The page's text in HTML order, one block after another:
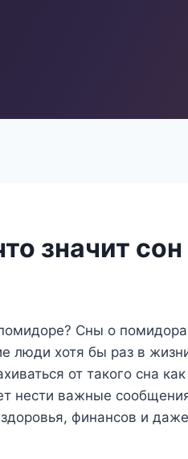
значит сон
Сны о
люди хотя бы раз в
от такого сна как
нести важные
финансов и